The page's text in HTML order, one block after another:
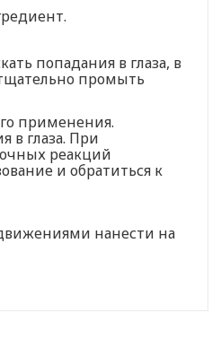
попадания в глаза, в
промыть
применения.
в глаза. При
реакций
и обратиться к
нанести на